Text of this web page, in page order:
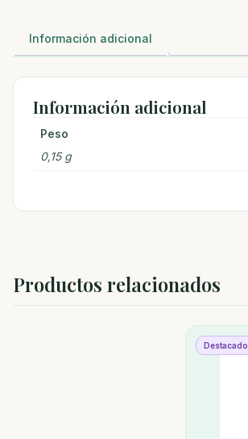
Información adicional
Información adicional
Peso
0,15 g
Productos relacionados
Destacado